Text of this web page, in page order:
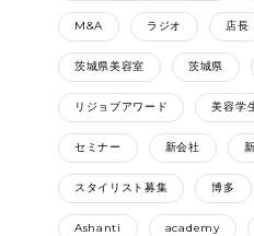
M&A ラジオ 店長
茨城県美容室 茨城県
リジョブアワード 美容学
セミナー 新会社
スタイリスト募集 博多
Ashanti academy